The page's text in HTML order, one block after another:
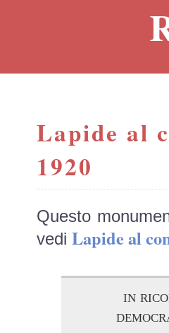
Lapide al
1920
Questo
vedi Lapide al
in